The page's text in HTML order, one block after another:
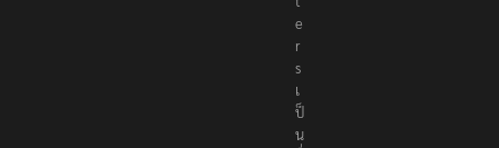
r
t
e
r
s
เ